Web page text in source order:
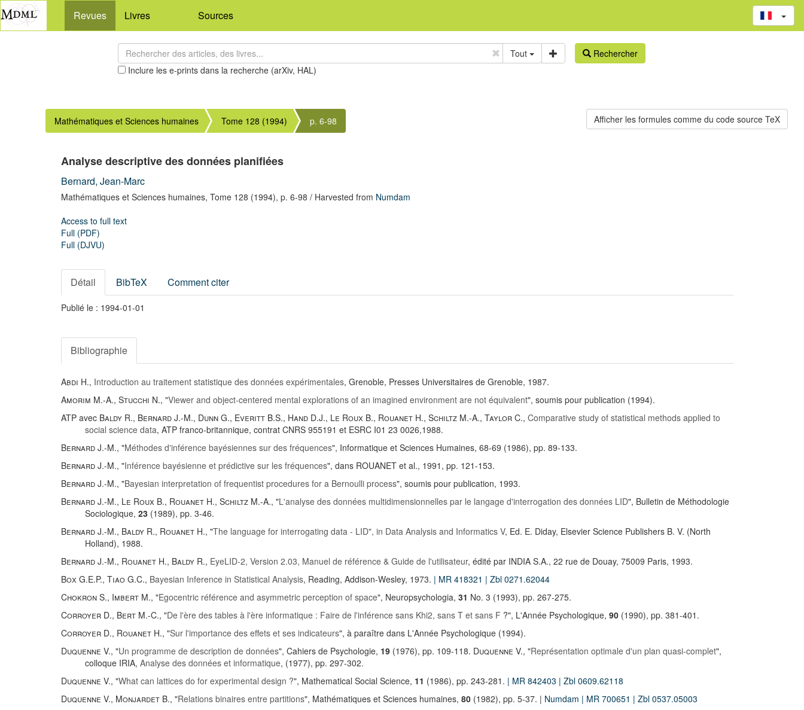
Revues Livres Sources
Tout
Inclure les e-prints dans la recherche (arXiv, HAL)
Rechercher
Mathématiques et Sciences humaines Tome 128 (1994) p. 6-98
Analyse descriptive des données planifiées
Bernard, Jean-Marc
Mathématiques et Sciences humaines, Tome 128 (1994), p. 6-98 / Harvested from Numdam
Access to full text
Full (PDF)
Full (DJVU)
Détail BibTeX Comment citer
Publié le : 1994-01-01
Bibliographie
Abdi H., Introduction au traitement statistique des données expérimentales, Grenoble, Presses Universitaires de Grenoble, 1987.
Amorim M.-A., Stucchi N., "Viewer and object-centered mental explorations of an imagined environment are not équivalent", soumis pour publication (1994).
ATP avec Baldy R., Bernard J.-M., Dunn G., Everitt B.S., Hand D.J., Le Roux B., Rouanet H., Schiltz M.-A., Taylor C., Comparative study of statistical methods applied to
social science data, ATP franco-britannique, contrat CNRS 955191 et ESRC I01 23 0026,1988.
Bernard J.-M., "Méthodes d'inférence bayésiennes sur des fréquences", Informatique et Sciences Humaines, 68-69 (1986), pp. 89-133.
Bernard J.-M., "Inférence bayésienne et prédictive sur les fréquences", dans ROUANET et al., 1991, pp. 121-153.
Bernard J.-M., "Bayesian interpretation of frequentist procedures for a Bernoulli process", soumis pour publication, 1993.
Bernard J.-M., Le Roux B., Rouanet H., Schiltz M.-A., "L'analyse des données multidimensionnelles par le langage d'interrogation des données LID", Bulletin de Méthodologie
Sociologique, 23 (1989), pp. 3-46.
Bernard J.-M., Baldy R., Rouanet H., "The language for interrogating data - LID", in Data Analysis and Informatics V, Ed. E. Diday, Elsevier Science Publishers B. V. (North
Holland), 1988.
Bernard J.-M., Rouanet H., Baldy R., EyeLID-2, Version 2.03, Manuel de référence & Guide de l'utilisateur, édité par INDIA S.A., 22 rue de Douay, 75009 Paris, 1993.
Box G.E.P., Tiao G.C., Bayesian Inference in Statistical Analysis, Reading, Addison-Wesley, 1973. | MR 418321 | Zbl 0271.62044
Chokron S., Imbert M., "Egocentric référence and asymmetric perception of space", Neuropsychologia, 31 No. 3 (1993), pp. 267-275.
Corroyer D., Bert M.-C., "De l'ère des tables à l'ère informatique : Faire de l'inférence sans Khi2, sans T et sans F ?", L'Année Psychologique, 90 (1990), pp. 381-401.
Corroyer D., Rouanet H., "Sur l'importance des effets et ses indicateurs", à paraître dans L'Année Psychologique (1994).
Duquenne V., "Un programme de description de données", Cahiers de Psychologie, 19 (1976), pp. 109-118. Duquenne V., "Représentation optimale d'un plan quasi-complet",
colloque IRIA, Analyse des données et informatique, (1977), pp. 297-302.
Duquenne V., "What can lattices do for experimental design ?", Mathematical Social Science, 11 (1986), pp. 243-281. | MR 842403 | Zbl 0609.62118
Duquenne V., Monjardet B., "Relations binaires entre partitions", Mathématiques et Sciences humaines, 80 (1982), pp. 5-37. | Numdam | MR 700651 | Zbl 0537.05003